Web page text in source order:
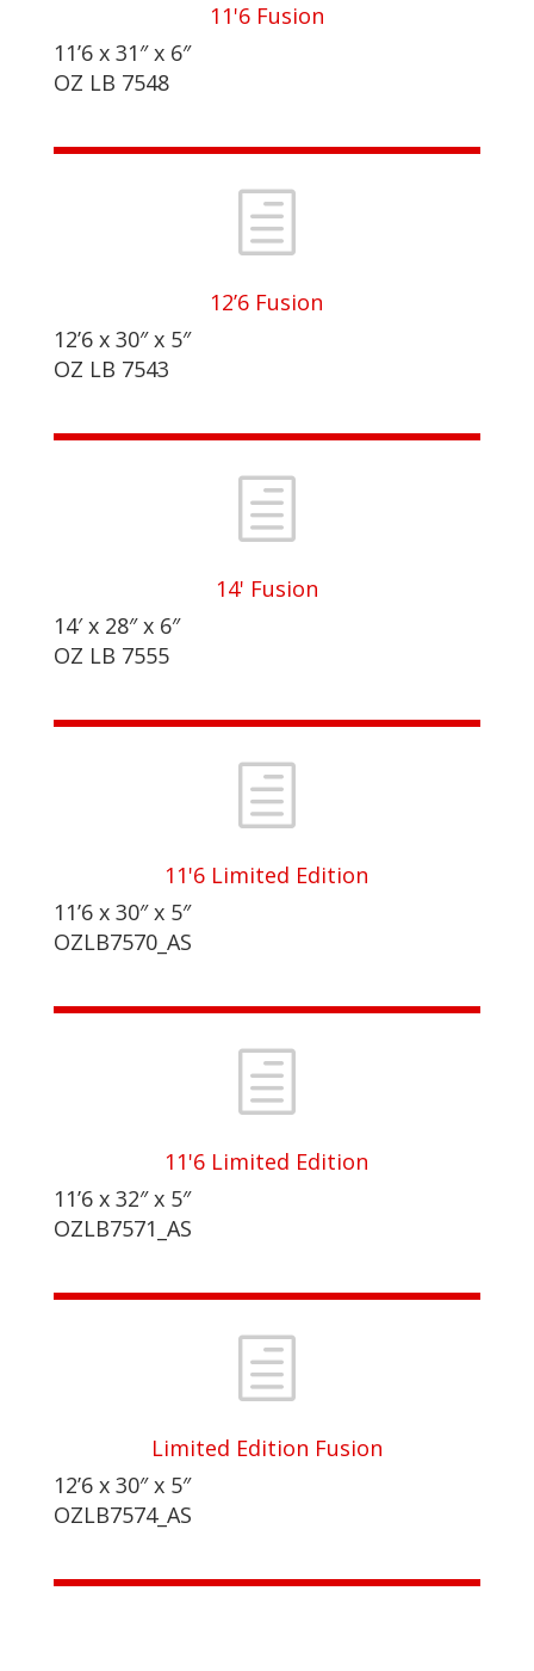
11'6 Fusion
11’6 x 31″ x 6″
OZ LB 7548
h
12’6 Fusion
12’6 x 30″ x 5″
OZ LB 7543
h
14' Fusion
14′ x 28″ x 6″
OZ LB 7555
h
11'6 Limited Edition
11’6 x 30″ x 5″
OZLB7570_AS
h
11'6 Limited Edition
11’6 x 32″ x 5″
OZLB7571_AS
h
Limited Edition Fusion
12’6 x 30″ x 5″
OZLB7574_AS